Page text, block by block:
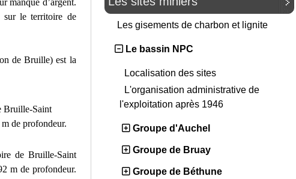
sur le territoire de
de Bruille) est la
Bruille-Saint
de profondeur.
de Bruille-Saint
m de profondeur.
Les gisements de charbon et lignite
Le bassin NPC
Localisation des sites
L'organisation administrative de
l'exploitation après 1946
Groupe d'Auchel
Groupe de Bruay
Groupe de Béthune